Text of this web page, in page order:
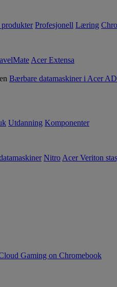
Profesjonell Læring
Acer Extensa
Bærbare datamaskiner i Acer
Utdanning Komponenter
Nitro Acer Veriton
Gaming on Chromebook